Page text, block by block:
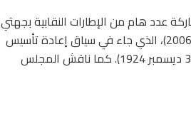
عماليا بوم 3 ديسمبر 2015 صباحا بمشاركة عدد هام من الإطارات النقابية بجهتي
القصرين وسيدي بوزيد، إحياء لذكرى تأسيس الجامعة الكنفدرالية (3 ديسمبر 2006)، الذي جاء في سياق إعادة تأسيس
وتحديث أوّل منظمة نقابية وطنية تونسية “جامعة عموم العملة التونسية“ (3 ديسمبر 1924). كما ناقش المجلس